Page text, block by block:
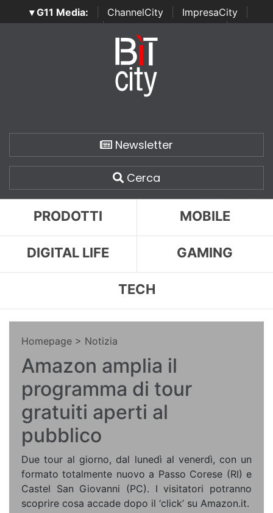
▾ G11 Media: ChannelCity ImpresaCity
SecurityOpenLab | Italian Channel Awards | Italian
Italian Security Awards
Newsletter
Cerca
PRODOTTI MOBILE
DIGITAL LIFE GAMING
TECH
Homepage > Notizia
Amazon amplia il
programma di tour
gratuiti aperti al
pubblico
Due tour al giorno, dal lunedì al venerdì, con un
formato totalmente nuovo a Passo Corese (RI) e
Castel San Giovanni (PC). I visitatori potranno
scoprire cosa accade dopo il ‘click’ su Amazon.it.